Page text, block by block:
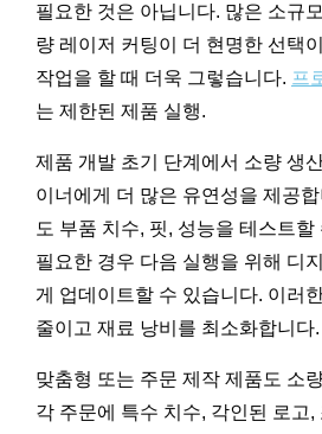
필요한 것은 아닙니다. 많은 소규
량 레이저 커팅이 더 현명한 선택
작업을 할 때 더욱 그렇습니다. 프
는 제한된 제품 실행.
제품 개발 초기 단계에서 소량 생
이너에게 더 많은 유연성을 제공합
도 부품 치수, 핏, 성능을 테스트할
필요한 경우 다음 실행을 위해 디
게 업데이트할 수 있습니다. 이러
줄이고 재료 낭비를 최소화합니다.
맞춤형 또는 주문 제작 제품도 소
각 주문에 특수 치수, 각인된 로고,